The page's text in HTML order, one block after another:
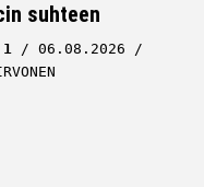
suhteen
1
06.08.2026